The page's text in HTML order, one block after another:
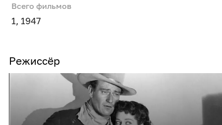
Всего фильмов
1, 1947
Режиссёр